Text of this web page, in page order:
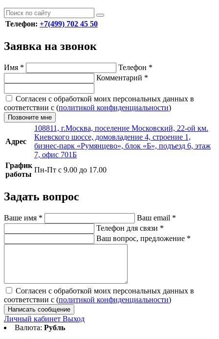
Телефон: +7(499) 702 45 50
Заявка на звонок
Имя * Телефон *
Комментарий *
Согласен с обработкой моих персональных данных в
соответствии с (политикой конфиденциальности)
Позвоните мне
Адрес
108811, г.Москва, поселение Московский, 22-ой км.
Киевского шоссе, домовладение 4, строение 1,
бизнес-парк «Румянцево», блок «Б», подъезд 6, этаж
7, офис 701Б
График
работы
Пн-Пт с 9.00 до 17.00
Задать вопрос
Ваше имя * Ваш email *
Телефон для связи *
Ваш вопрос, предложение *
Согласен с обработкой моих персональных данных в
соответствии с (политикой конфиденциальности)
Написать сообщение
Личный кабинет Выход
Валюта: Рубль